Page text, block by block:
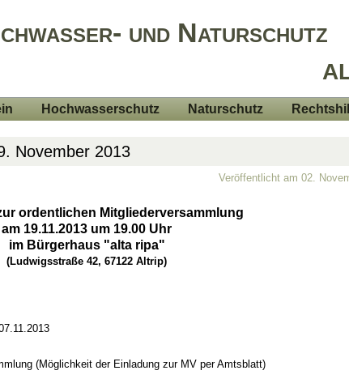
und Naturschutz
Hochwasserschutz Naturschutz
November 2013
Veröffentlicht am 02.
ordentlichen Mitgliederversammlung
am 19.11.2013 um 19.00 Uhr
im Bürgerhaus "alta ripa"
(Ludwigsstraße 42, 67122 Altrip)
(Möglichkeit der Einladung zur MV per Amtsblatt)